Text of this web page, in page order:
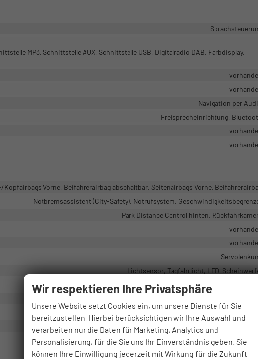
MP3, Schnittstelle AUX, Schnittstelle USB, Digitalradio DAB, Farbdisplay,
Navigation per
Freisprecheinrichtung,
Kopfairbags Vorne, Beifahrerairbag abschaltbar, Seitenairbags Vorne,
Notbremsassistent (City-Safety), Notrufsystem,
Park Distance Control hinten,
Lichtsensor, Tagfahrlicht, LED-
Zentralverriegelung mit
Wir respektieren Ihre Privatsphäre
Unsere Website setzt Cookies ein, um unsere Dienste für Sie
bereitzustellen. Hierbei berücksichtigen wir Ihre Auswahl und
verarbeiten nur die Daten für Marketing, Analytics und
Personalisierung, für die Sie uns Ihr Einverständnis geben. Sie
können Ihre Einwilligung jederzeit mit Wirkung für die Zukunft